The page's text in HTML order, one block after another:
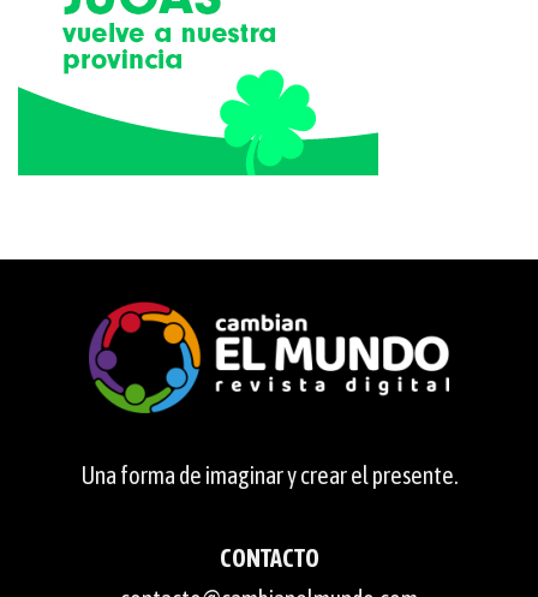
Una forma de imaginar y crear el presente.
CONTACTO